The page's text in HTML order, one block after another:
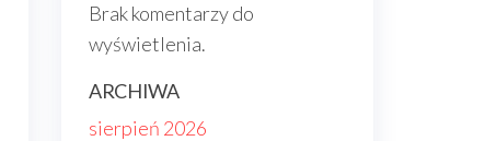
Brak komentarzy do
wyświetlenia.
ARCHIWA
sierpień 2026